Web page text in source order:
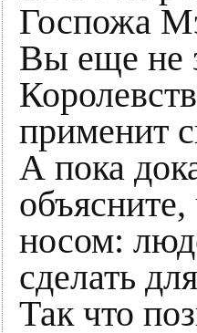
Госпожа
Вы еще не
применит
А пока
носом:
сделать
Так что